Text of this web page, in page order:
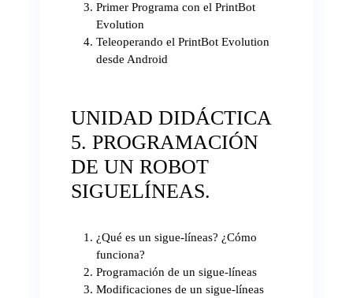
Primer Programa con el PrintBot
Evolution
Teleoperando el PrintBot Evolution
desde Android
UNIDAD DIDÁCTICA
5. PROGRAMACIÓN
DE UN ROBOT
SIGUELÍNEAS.
¿Qué es un sigue-líneas? ¿Cómo
funciona?
Programación de un sigue-líneas
Modificaciones de un sigue-líneas